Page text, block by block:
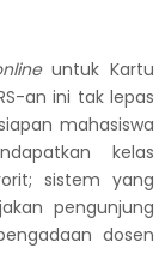
untuk Kartu
an ini tak lepas
mahasiswa
kelas
sistem yang
pengunjung
dosen